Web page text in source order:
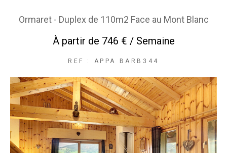
Ormaret - Duplex de 110m2 Face au Mont Blanc
À partir de 746 € / Semaine
REF : APPA BARB344